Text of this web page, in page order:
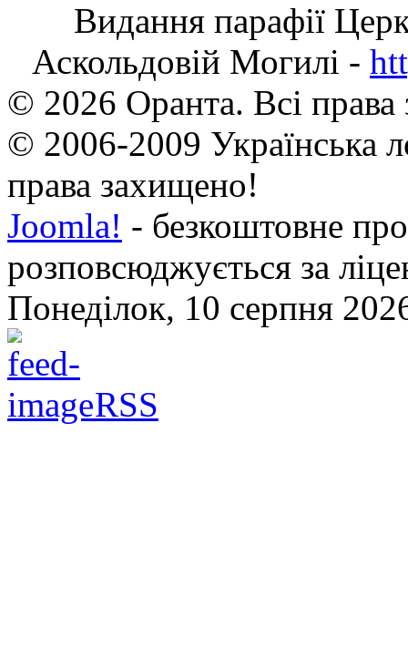
Видання парафії
Аскольдовій Могилі -
© 2026 Оранта. Всі
© 2006-2009 Українська
права захищено!
Joomla! - безкоштовне
розповсюджується за
Понеділок, 10 серпня
RSS